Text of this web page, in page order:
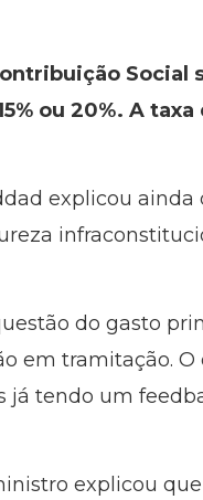
Social
ou 20%. A
explicou ainda
do gasto
em tramitação.
já tendo um
explicou